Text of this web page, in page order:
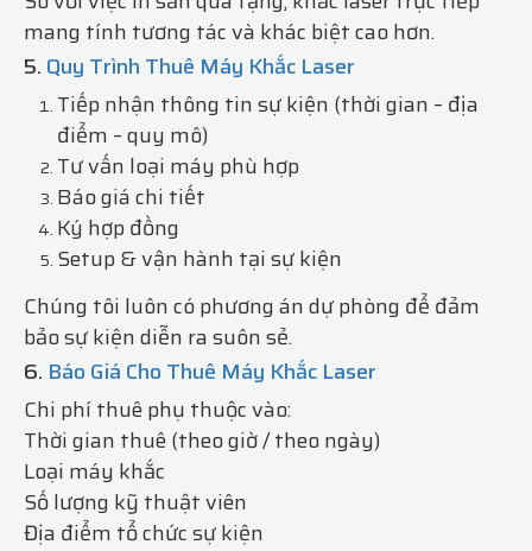
mang tính tương tác và khác biệt cao hơn.
5. Quy Trình Thuê Máy Khắc Laser
Tiếp nhận thông tin sự kiện (thời gian – địa
điểm – quy mô)
Tư vấn loại máy phù hợp
Báo giá chi tiết
Ký hợp đồng
Setup & vận hành tại sự kiện
Chúng tôi luôn có phương án dự phòng để đảm
bảo sự kiện diễn ra suôn sẻ.
6. Báo Giá Cho Thuê Máy Khắc Laser
Chi phí thuê phụ thuộc vào:
Thời gian thuê (theo giờ / theo ngày)
Loại máy khắc
Số lượng kỹ thuật viên
Địa điểm tổ chức sự kiện